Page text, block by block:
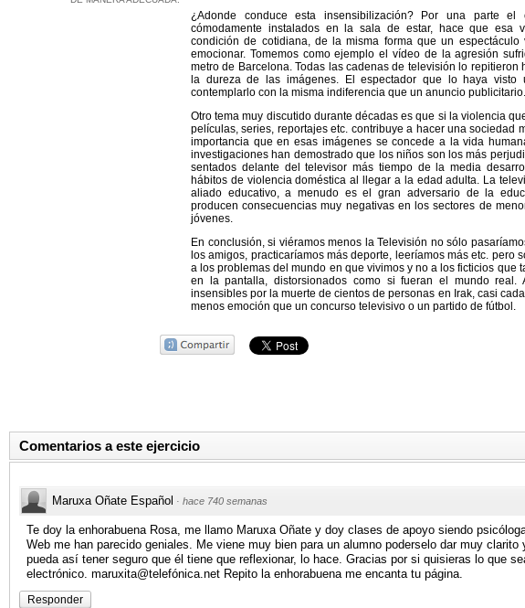
¿Adonde conduce esta insensibilización? Por una parte el
cómodamente instalados en la sala de estar, hace que esa
condición de cotidiana, de la misma forma que un espectáculo
emocionar. Tomemos como ejemplo el vídeo de la agresión
metro de Barcelona. Todas las cadenas de televisión lo repitieron
la dureza de las imágenes. El espectador que lo haya visto
contemplarlo con la misma indiferencia que un anuncio publicitario.
Otro tema muy discutido durante décadas es que si la violencia
películas, series, reportajes etc. contribuye a hacer una sociedad
importancia que en esas imágenes se concede a la vida
investigaciones han demostrado que los niños son los más
sentados delante del televisor más tiempo de la media
hábitos de violencia doméstica al llegar a la edad adulta. La
aliado educativo, a menudo es el gran adversario de la
producen consecuencias muy negativas en los sectores de
jóvenes.
En conclusión, si viéramos menos la Televisión no sólo
los amigos, practicaríamos más deporte, leeríamos más etc. pero
a los problemas del mundo en que vivimos y no a los ficticios que
en la pantalla, distorsionados como si fueran el mundo real.
insensibles por la muerte de cientos de personas en Irak, casi
menos emoción que un concurso televisivo o un partido de fútbol.
Comentarios a este ejercicio
Maruxa Oñate Español · hace 740 semanas
Te doy la enhorabuena Rosa, me llamo Maruxa Oñate y doy clases de apoyo siendo
Web me han parecido geniales. Me viene muy bien para un alumno poderselo dar muy
pueda así tener seguro que él tiene que reflexionar, lo hace. Gracias por si quisieras lo que
electrónico. maruxita@telefónica.net Repito la enhorabuena me encanta tu página.
Responder